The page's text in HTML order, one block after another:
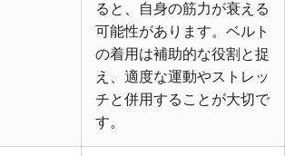
ると、自身の筋力が衰える
可能性があります。ベルト
の着用は補助的な役割と捉
え、適度な運動やストレッ
チと併用することが大切で
す。